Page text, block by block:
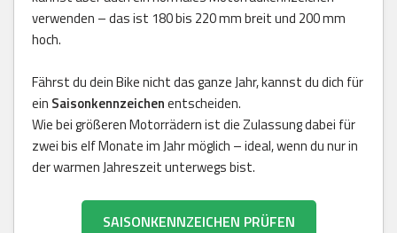
verwenden – das ist 180 bis 220 mm breit und 200 mm
hoch.
Fährst du dein Bike nicht das ganze Jahr, kannst du dich für
ein Saisonkennzeichenentscheiden.
Wie bei größeren Motorrädern ist die Zulassung dabei für
zwei bis elf Monate im Jahr möglich – ideal, wenn du nur in
der warmen Jahreszeit unterwegs bist.
SAISONKENNZEICHEN PRÜFEN